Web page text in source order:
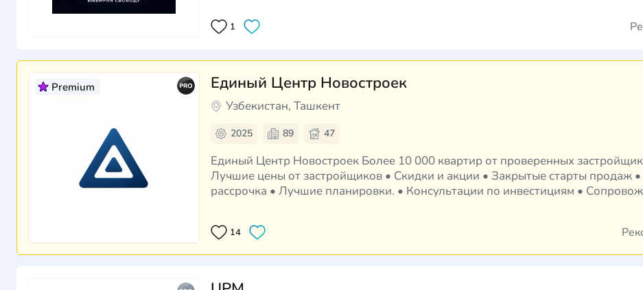
1
Premium Единый Центр Новостроек
Узбекистан, Ташкент
2025 89 47
Единый Центр Новостроек Более 10 000 квартир от проверенных застройщиков Ташкента •
Лучшие цены от застройщиков • Скидки и акции • Закрытые старты продаж
рассрочка • Лучшие планировки. • Консультации по инвестициям •
14